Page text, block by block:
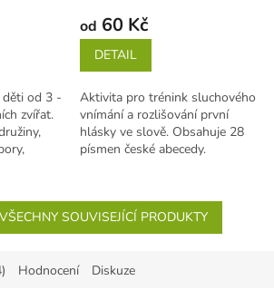
děti od 3 -
zvířat.
od 60 Kč
DETAIL
Aktivita pro trénink sluchového
vnímání a rozlišování první
hlásky ve slově. Obsahuje 28
písmen české abecedy.
SOUVISEJÍCÍ PRODUKTY
Hodnocení Diskuze